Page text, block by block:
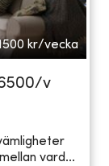
kr/vecka
v
vard...